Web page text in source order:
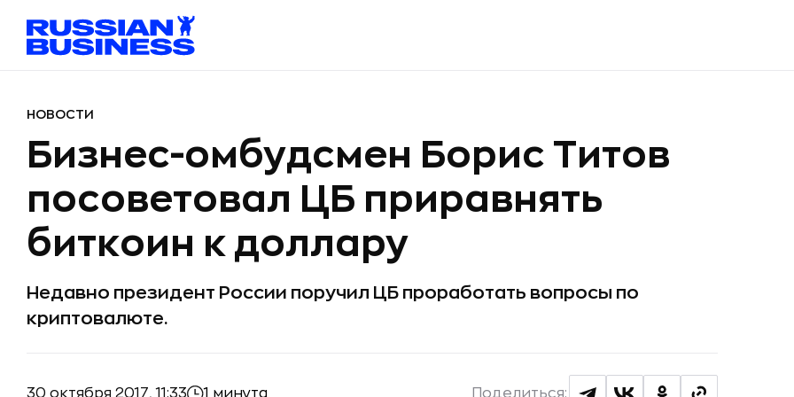
НОВОСТИ
Бизнес-омбудсмен Борис Титов
посоветовал ЦБ приравнять
биткоин к доллару
Недавно президент России поручил ЦБ проработать вопросы по
криптовалюте.
30 октября 2017, 11:33 1 минута Поделиться: